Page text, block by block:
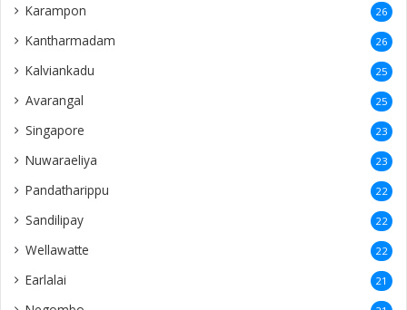
Karampon 26
Kantharmadam 26
Kalviankadu 25
Avarangal 25
Singapore 23
Nuwaraeliya 23
Pandatharippu 22
Sandilipay 22
Wellawatte 22
Earlalai 21